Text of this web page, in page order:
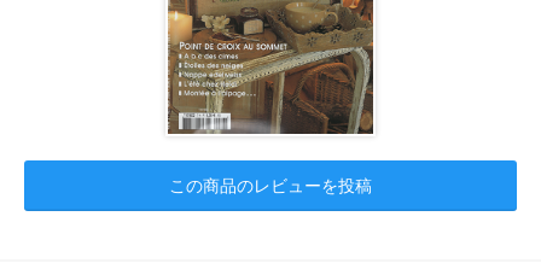
この商品のレビューを投稿